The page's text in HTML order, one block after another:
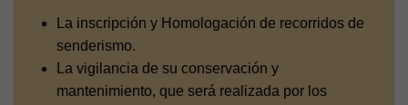
La inscripción y Homologación de recorridos de
senderismo.
La vigilancia de su conservación y
mantenimiento, que será realizada por los